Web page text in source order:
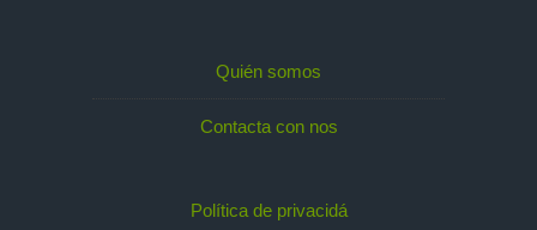
Quién somos
Contacta con nos
Política de privacidá